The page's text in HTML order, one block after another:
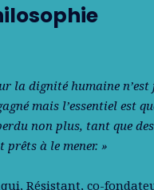
la dignité humaine n’est
mais l’essentiel est
non plus, tant que
prêts à le mener. »
, Résistant, co-